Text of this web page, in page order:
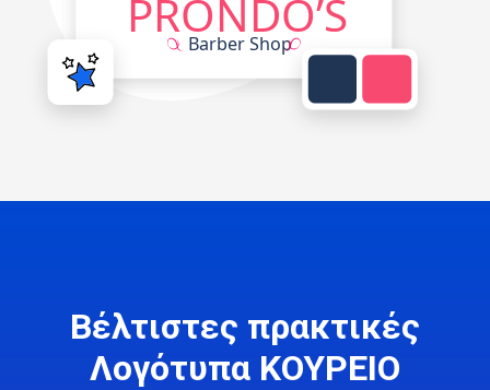
Βέλτιστες πρακτικές
Λογότυπα ΚΟΥΡΕΙΟ